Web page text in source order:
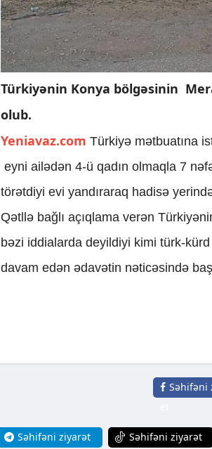
Türkiyənin Konya bölgəsinin
olub.
Yeniavaz.com Türkiyə mətbuatına
eyni ailədən 4-ü qadın olmaqla 7
törətdiyi evi yandıraraq hadisə
Qətllə bağlı açıqlama verən
bəzi iddialarda deyildiyi kimi türk-kürd
davam edən ədavətin nəticəsində
Səhifəni
Səhifəni ziyarət
Səhifəni ziyarət